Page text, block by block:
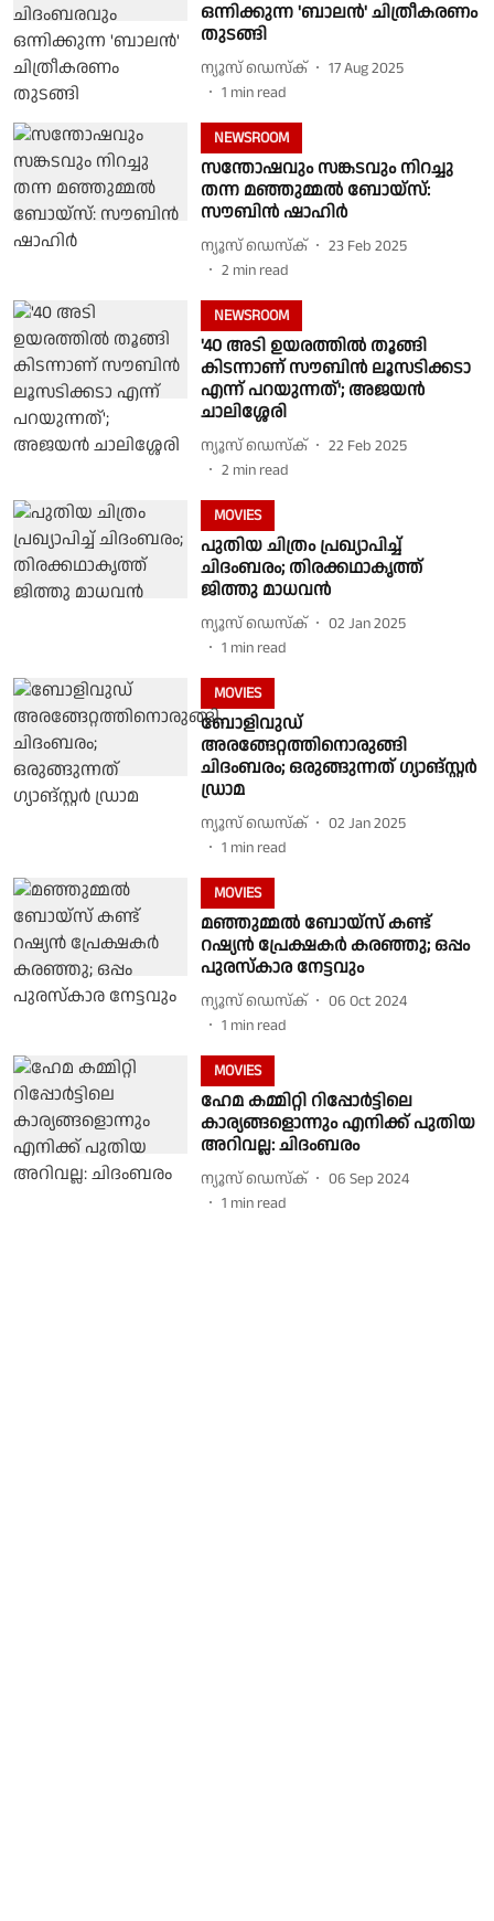
ഒന്നിക്കുന്ന 'ബാലൻ' ചിത്രീകരണം
തുടങ്ങി
ന്യൂസ് ഡെസ്ക്
17 Aug 2025
1 min read
NEWSROOM
സന്തോഷവും സങ്കടവും നിറച്ചു
തന്ന മഞ്ഞുമ്മല്‍ ബോയ്‌സ്:
സൗബിന്‍ ഷാഹിര്‍
ന്യൂസ് ഡെസ്ക്
23 Feb 2025
2 min read
NEWSROOM
'40 അടി ഉയരത്തില്‍ തൂങ്ങി
കിടന്നാണ് സൗബിന്‍ ലൂസടിക്കടാ
എന്ന് പറയുന്നത്'; അജയന്‍
ചാലിശ്ശേരി
ന്യൂസ് ഡെസ്ക്
22 Feb 2025
2 min read
MOVIES
പുതിയ ചിത്രം പ്രഖ്യാപിച്ച്
ചിദംബരം; തിരക്കഥാകൃത്ത്
ജിത്തു മാധവന്‍
ന്യൂസ് ഡെസ്ക്
02 Jan 2025
1 min read
MOVIES
ബോളിവുഡ്
അരങ്ങേറ്റത്തിനൊരുങ്ങി
ചിദംബരം; ഒരുങ്ങുന്നത് ഗ്യാങ്‌സ്റ്റര്‍
ഡ്രാമ
ന്യൂസ് ഡെസ്ക്
02 Jan 2025
1 min read
MOVIES
മഞ്ഞുമ്മല്‍ ബോയ്‌സ് കണ്ട്
റഷ്യന്‍ പ്രേക്ഷകര്‍ കരഞ്ഞു; ഒപ്പം
പുരസ്‌കാര നേട്ടവും
ന്യൂസ് ഡെസ്ക്
06 Oct 2024
1 min read
MOVIES
ഹേമ കമ്മിറ്റി റിപ്പോര്‍ട്ടിലെ
കാര്യങ്ങളൊന്നും എനിക്ക് പുതിയ
അറിവല്ല: ചിദംബരം
ന്യൂസ് ഡെസ്ക്
06 Sep 2024
1 min read